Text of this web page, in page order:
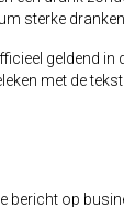
sterke dranken.
geldend
met de
bericht op